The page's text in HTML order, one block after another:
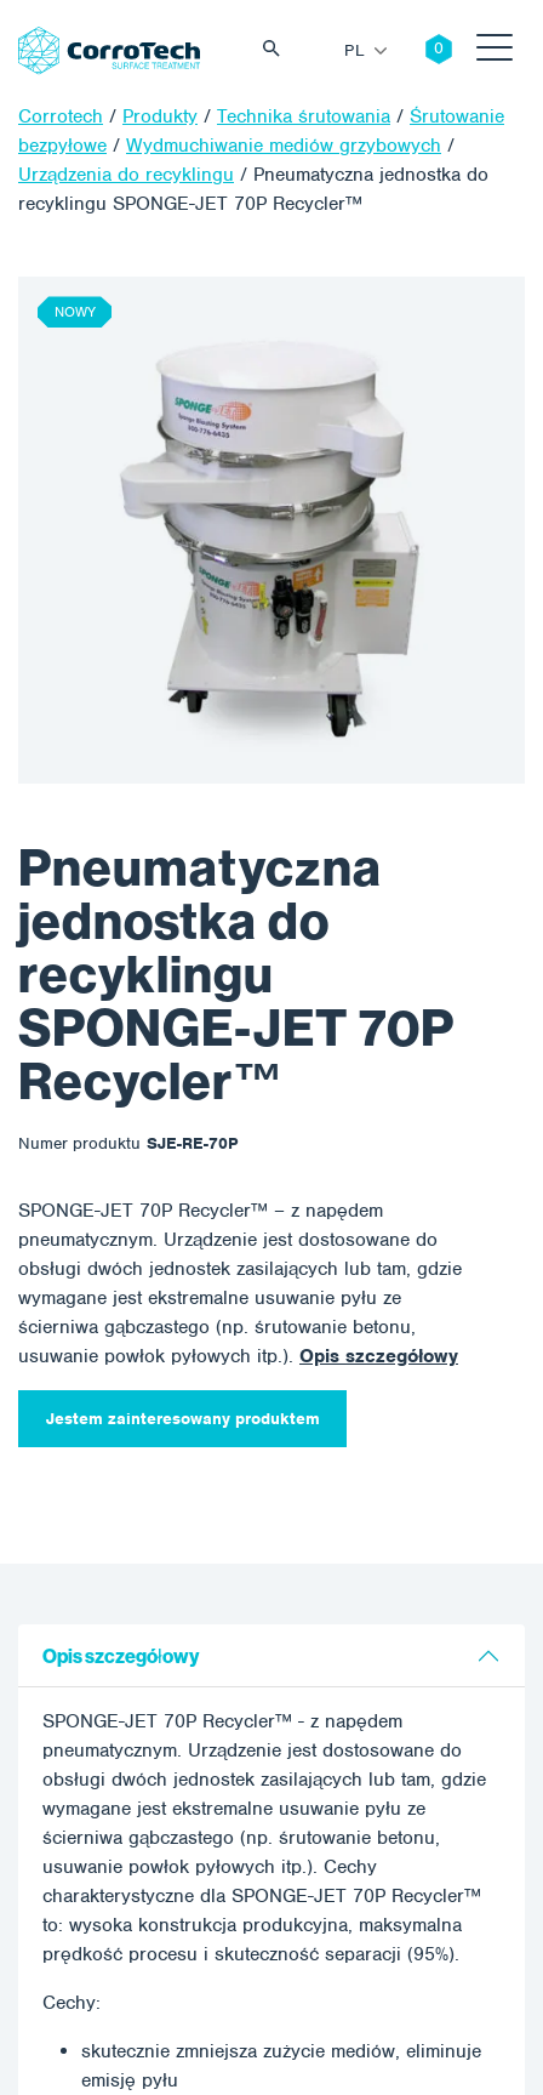
PL
Corrotech / Produkty / Technika śrutowania / Śrutowanie
bezpyłowe / Wydmuchiwanie mediów grzybowych /
Urządzenia do recyklingu / Pneumatyczna jednostka do
recyklingu SPONGE-JET 70P Recycler™
Pneumatyczna
jednostka do
recyklingu
SPONGE-JET 70P
Recycler™
Numer produktu SJE-RE-70P
SPONGE-JET 70P Recycler™ – z napędem
pneumatycznym. Urządzenie jest dostosowane do
obsługi dwóch jednostek zasilających lub tam, gdzie
wymagane jest ekstremalne usuwanie pyłu ze
ścierniwa gąbczastego (np. śrutowanie betonu,
usuwanie powłok pyłowych itp.). Opis szczegółowy
Jestem zainteresowany produktem
NOWY
Opis szczegółowy
SPONGE-JET 70P Recycler™ - z napędem
pneumatycznym. Urządzenie jest dostosowane do
obsługi dwóch jednostek zasilających lub tam, gdzie
wymagane jest ekstremalne usuwanie pyłu ze
ścierniwa gąbczastego (np. śrutowanie betonu,
usuwanie powłok pyłowych itp.). Cechy
charakterystyczne dla SPONGE-JET 70P Recycler™
to: wysoka konstrukcja produkcyjna, maksymalna
prędkość procesu i skuteczność separacji (95%).
Cechy:
skutecznie zmniejsza zużycie mediów, eliminuje
emisję pyłu